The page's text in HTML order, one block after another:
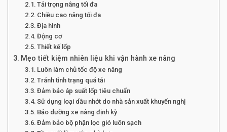
Tải trọng nâng tối đa
Chiều cao nâng tối đa
Địa hình
Động cơ
Thiết kế lốp
Mẹo tiết kiệm nhiên liệu khi vận hành xe nâng
Luôn làm chủ tốc độ xe nâng
Tránh tình trạng quá tải
Đảm bảo áp suất lốp tiêu chuẩn
Sử dụng loại dầu nhớt do nhà sản xuất khuyến nghị
Bảo dưỡng xe nâng định kỳ
Đảm bảo bộ phận lọc gió luôn sạch